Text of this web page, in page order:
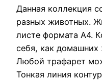
Данная коллекция
разных животных.
листе формата А4.
себя, как домашних
Любой трафарет
Тонкая линия